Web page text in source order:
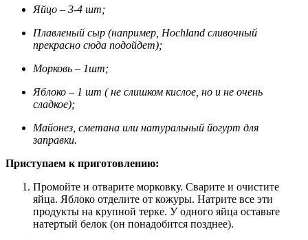
Яйцо – 3-4 шт;
Плавленый сыр (например, Hochland сливочный
прекрасно сюда подойдет);
Морковь – 1шт;
Яблоко – 1 шт ( не слишком кислое, но и не очень
сладкое);
Майонез, сметана или натуральный йогурт для
заправки.
Приступаем к приготовлению:
Промойте и отварите морковку. Сварите и очистите
яйца. Яблоко отделите от кожуры. Натрите все эти
продукты на крупной терке. У одного яйца оставьте
натертый белок (он понадобится позднее).